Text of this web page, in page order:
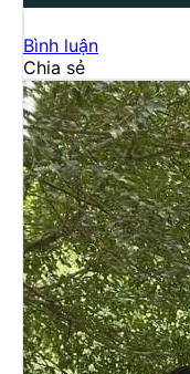
Bình luận
Chia sẻ